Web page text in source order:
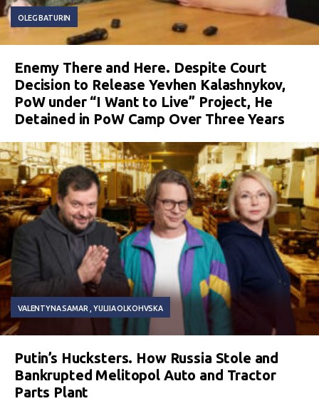
OLEG BATURIN
Enemy There and Here. Despite Court
Decision to Release Yevhen Kalashnykov,
PoW under “I Want to Live” Project, He
Detained in PoW Camp Over Three Years
VALENTYNA SAMAR YULIIA OLKOHVSKA
Putin’s Hucksters. How Russia Stole and
Bankrupted Melitopol Auto and Tractor
Parts Plant